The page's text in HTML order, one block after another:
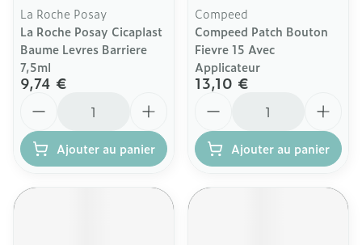
La Roche Posay
La Roche Posay Cicaplast
Baume Levres Barriere
7,5ml
9,74 €
Ajouter au panier
Compeed
Compeed Patch Bouton
Fievre 15 Avec
Applicateur
13,10 €
Ajouter au panier